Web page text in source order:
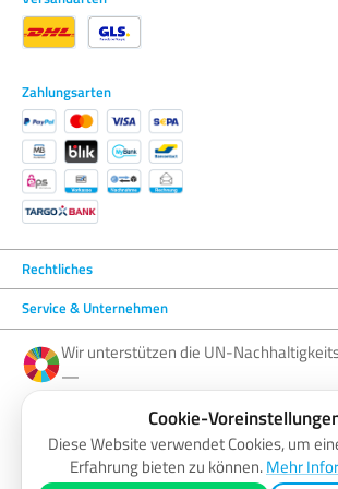
Zahlungsarten
Rechtliches
Service & Unternehmen
Wir unterstützen die UN-
—
Facebook Instagram YouTube LinkedIn
Barrierefreiheitserklärung Datenschutzerklärung Impressum
Cookie-
Diese Website verwendet Cookies, um
Erfahrung bieten zu können.Mehr